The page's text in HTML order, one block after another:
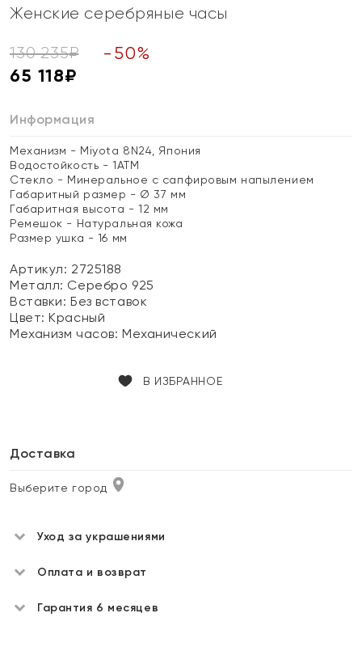
Женские серебряные часы
130 235₽ - 50%
65 118₽
Информация
Механизм - Miyota 8N24, Япония
Водостойкость - 1АТМ
Стекло - Минеральное с сапфировым напылением
Габаритный размер - Ø 37 мм
Габаритная высота - 12 мм
Ремешок - Натуральная кожа
Размер ушка - 16 мм
Артикул: 2725188
Металл: Серебро 925
Вставки:Без вставок
Цвет:Красный
Механизм часов: Механический
В ИЗБРАННОЕ
Доставка
Выберите город
Уход за украшениями
Оплата и возврат
Гарантия 6 месяцев